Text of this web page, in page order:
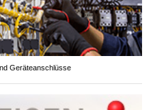
Geräteanschlüsse